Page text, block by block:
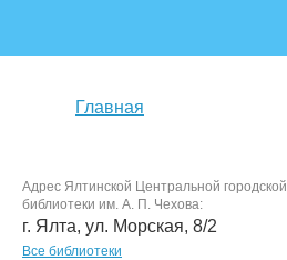
Главная
Адрес Ялтинской Центральной городской
библиотеки им. А. П. Чехова:
г. Ялта, ул. Морская, 8/2
Все библиотеки